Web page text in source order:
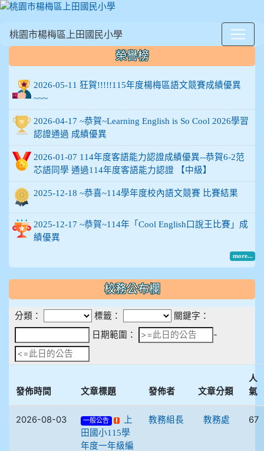
桃園市楊梅區上田國民小學
::: 榮譽榜
2026-05-11 狂賀!!!!!115年度楊梅區語文競賽成績優異
~~~
2026-04-17 ~恭賀~Learning English is So Cool 2026學習
認證通過 成績優異
2026-01-07 114年度客語能力認證成績優異--恭賀6-2范
芯語同學 通過114年度客語能力認證 【中級】
2025-12-18 ~恭喜~114學年度校內語文競賽 比賽結果
2025-12-17 ~恭賀~114年「Cool English口說王比賽」成
績優異
more...
校務公布欄
分類： 標籤：
關鍵字：
日期範圍：
-
發佈時間 文章標題 發佈者 文章分類
人
氣
2026-08-03 一般公告
上
田國小115學
年度一年級編
教務組長 教務處 67